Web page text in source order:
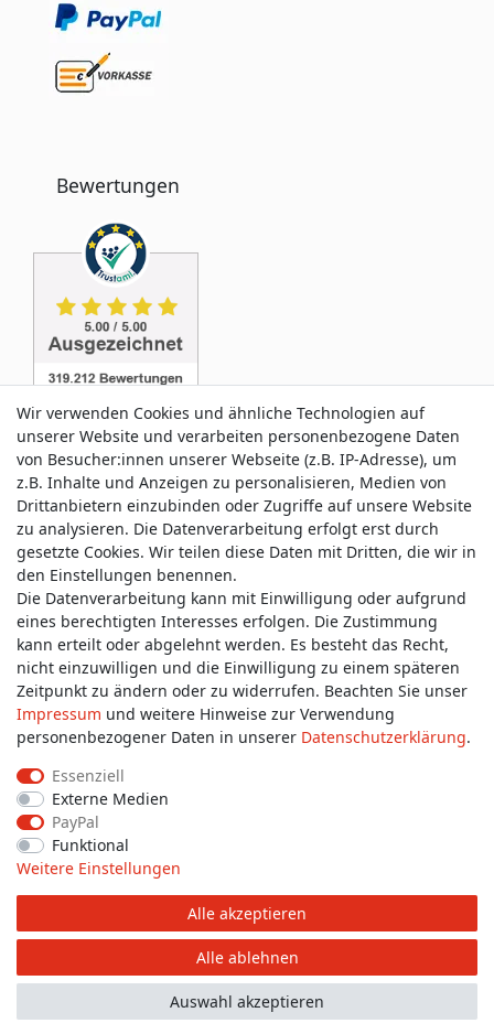
Bewertungen
Service & Kontakt
Wünschen Sie einen Rückruf?
service@allmyclothes.de
Schreiben Sie uns:
service@allmyclothes.de
Impressum
Widerrufs­recht
© Copyright 2026 allmyclothes.de | Alle Rechte vorbehalten.
Wir verwenden Cookies und ähnliche Technologien auf
unserer Website und verarbeiten personenbezogene Daten
von Besucher:innen unserer Webseite (z.B. IP-Adresse), um
z.B. Inhalte und Anzeigen zu personalisieren, Medien von
Drittanbietern einzubinden oder Zugriffe auf unsere Website
zu analysieren. Die Datenverarbeitung erfolgt erst durch
gesetzte Cookies. Wir teilen diese Daten mit Dritten, die wir in
den Einstellungen benennen.
Die Datenverarbeitung kann mit Einwilligung oder aufgrund
eines berechtigten Interesses erfolgen. Die Zustimmung
kann erteilt oder abgelehnt werden. Es besteht das Recht,
nicht einzuwilligen und die Einwilligung zu einem späteren
Zeitpunkt zu ändern oder zu widerrufen. Beachten Sie unser
Impressum und weitere Hinweise zur Verwendung
personenbezogener Daten in unserer Daten­schutz­erklärung.
Essenziell
Externe Medien
PayPal
Funktional
Weitere Einstellungen
Alle akzeptieren
Alle ablehnen
Auswahl akzeptieren